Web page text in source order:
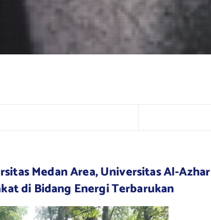
Medan Area, Universitas Al-
di Bidang Energi Terbarukan